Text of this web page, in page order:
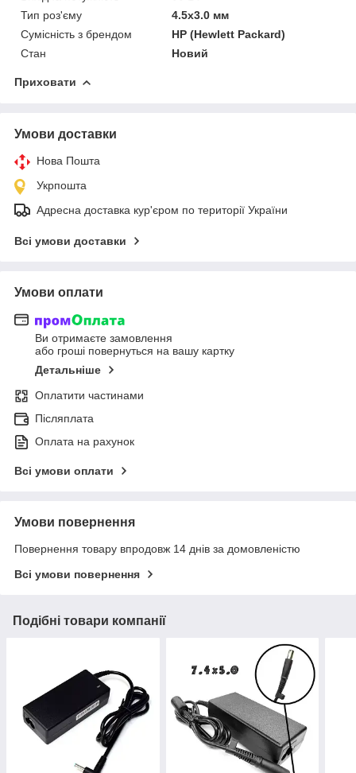
Тип роз'єму
4.5x3.0 мм
Сумісність з брендом
HP (Hewlett Packard)
Стан
Новий
Приховати
Умови доставки
Нова Пошта
Укрпошта
Адресна доставка кур'єром по території України
Всі умови доставки
Умови оплати
Ви отримаєте замовлення
або гроші повернуться на вашу картку
Детальніше
Оплатити частинами
Післяплата
Оплата на рахунок
Всі умови оплати
Умови повернення
Повернення товару впродовж 14 днів за домовленістю
Всі умови повернення
Подібні товари компанії